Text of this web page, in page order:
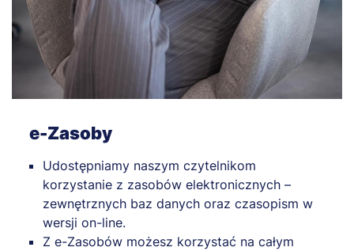
e-Zasoby
Udostępniamy naszym czytelnikom
korzystanie z zasobów elektronicznych –
zewnętrznych baz danych oraz czasopism w
wersji on-line.
Z e-Zasobów możesz korzystać na całym